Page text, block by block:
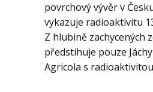
povrchový vývěr v
vykazuje radioaktivitu
Z hlubině zachycených
předstihuje pouze
Agricola s